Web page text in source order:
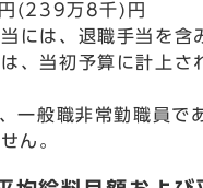
(239万8千)円
は、退職手当を含
当初予算に計上さ
般職非常勤職員で
ん。